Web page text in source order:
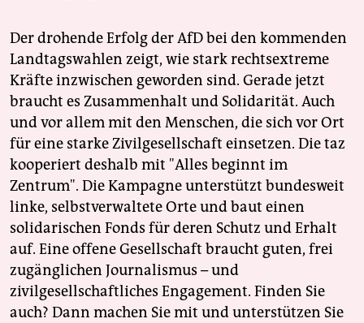
Der drohende Erfolg der AfD bei den kommenden
Landtagswahlen zeigt, wie stark rechtsextreme
Kräfte inzwischen geworden sind. Gerade jetzt
braucht es Zusammenhalt und Solidarität. Auch
und vor allem mit den Menschen, die sich vor Ort
für eine starke Zivilgesellschaft einsetzen. Die taz
kooperiert deshalb mit "Alles beginnt im
Zentrum". Die Kampagne unterstützt bundesweit
linke, selbstverwaltete Orte und baut einen
solidarischen Fonds für deren Schutz und Erhalt
auf. Eine offene Gesellschaft braucht guten, frei
zugänglichen Journalismus – und
zivilgesellschaftliches Engagement. Finden Sie
auch? Dann machen Sie mit und unterstützen Sie